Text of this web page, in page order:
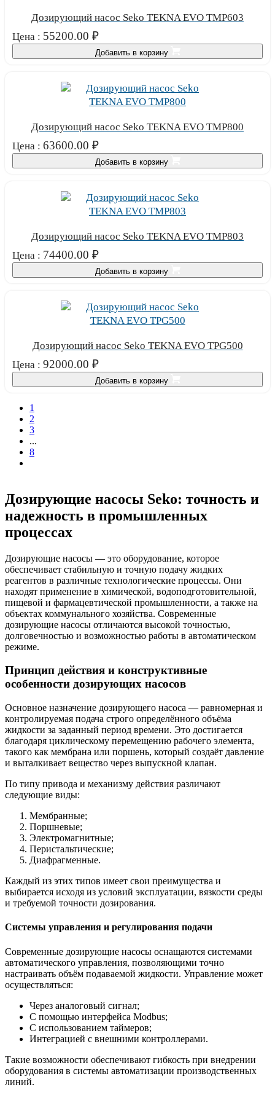
Дозирующий насос Seko TEKNA EVO TMP603
Цена : 55200.00 ₽
Добавить в корзину
Дозирующий насос Seko TEKNA EVO TMP800
Цена : 63600.00 ₽
Добавить в корзину
Дозирующий насос Seko TEKNA EVO TMP803
Цена : 74400.00 ₽
Добавить в корзину
Дозирующий насос Seko TEKNA EVO TPG500
Цена : 92000.00 ₽
Добавить в корзину
1
2
3
...
8
Дозирующие насосы Seko: точность и
надежность в промышленных
процессах
Дозирующие насосы — это оборудование, которое
обеспечивает стабильную и точную подачу жидких
реагентов в различные технологические процессы. Они
находят применение в химической, водоподготовительной,
пищевой и фармацевтической промышленности, а также на
объектах коммунального хозяйства. Современные
дозирующие насосы отличаются высокой точностью,
долговечностью и возможностью работы в автоматическом
режиме.
Принцип действия и конструктивные
особенности дозирующих насосов
Основное назначение дозирующего насоса — равномерная и
контролируемая подача строго определённого объёма
жидкости за заданный период времени. Это достигается
благодаря циклическому перемещению рабочего элемента,
такого как мембрана или поршень, который создаёт давление
и выталкивает вещество через выпускной клапан.
По типу привода и механизму действия различают
следующие виды:
Мембранные;
Поршневые;
Электромагнитные;
Перистальтические;
Диафрагменные.
Каждый из этих типов имеет свои преимущества и
выбирается исходя из условий эксплуатации, вязкости среды
и требуемой точности дозирования.
Системы управления и регулирования подачи
Современные дозирующие насосы оснащаются системами
автоматического управления, позволяющими точно
настраивать объём подаваемой жидкости. Управление может
осуществляться:
Через аналоговый сигнал;
С помощью интерфейса Modbus;
С использованием таймеров;
Интеграцией с внешними контроллерами.
Такие возможности обеспечивают гибкость при внедрении
оборудования в системы автоматизации производственных
линий.